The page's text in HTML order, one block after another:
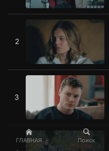
ГЛАВНАЯ Поиск
2
3
3 серия
4 серия